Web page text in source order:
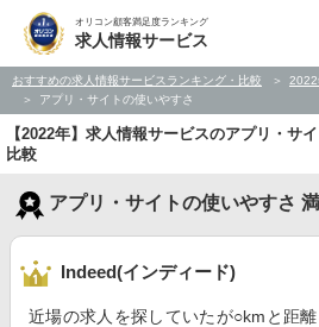
オリコン顧客満足度ランキング
求人情報サービス
おすすめの求人情報サービスランキング・比較
2022
アプリ・サイトの使いやすさ
【2022年】求人情報サービスのアプリ・サ
比較
アプリ・サイトの使いやすさ
Indeed(インディード)
近場の求人を探していたが○kmと距